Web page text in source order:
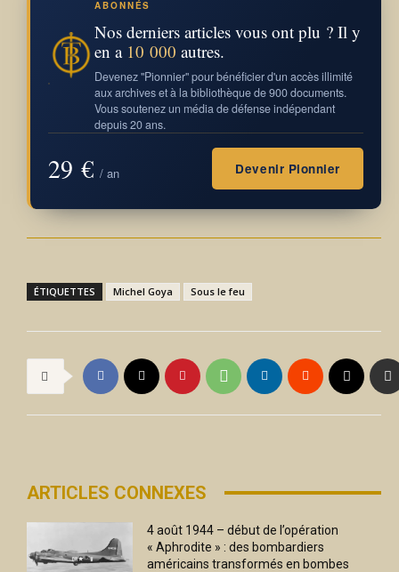
ABONNÉS
Nos derniers articles vous ont plu ? Il y
en a 10 000 autres.
Devenez "Pionnier" pour bénéficier d'un accès illimité
aux archives et à la bibliothèque de 900 documents.
Vous soutenez un média de défense indépendant
depuis 20 ans.
29 € / an Devenir Pionnier
ÉTIQUETTES Michel Goya Sous le feu
ARTICLES CONNEXES
4 août 1944 – début de l’opération
« Aphrodite » : des bombardiers
américains transformés en bombes